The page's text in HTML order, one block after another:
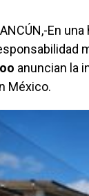
En
anuncian la
México.